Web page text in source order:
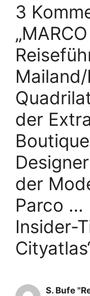
3
der
der
Parco …
Insider-
S. Bufe